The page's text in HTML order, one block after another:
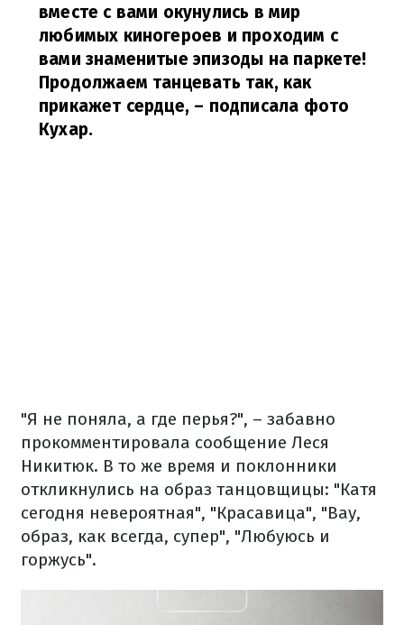
вместе с вами окунулись в мир
любимых киногероев и проходим с
вами знаменитые эпизоды на паркете!
Продолжаем танцевать так, как
прикажет сердце, – подписала фото
Кухар.
"Я не поняла, а где перья?", – забавно
прокомментировала сообщение Леся
Никитюк. В то же время и поклонники
откликнулись на образ танцовщицы: "Катя
сегодня невероятная", "Красавица", "Вау,
образ, как всегда, супер", "Любуюсь и
горжусь".